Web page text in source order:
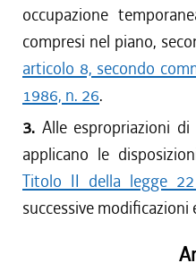
occupazione
compresi nel piano,
articolo 8, secondo
1986, n. 26.
3. Alle espropriazioni
applicano le
Titolo II della legge
successive